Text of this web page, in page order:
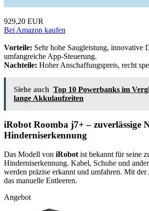
929,20 EUR
Bei Amazon kaufen
Vorteile: Sehr hohe Saugleistung, innovative
umfangreiche App-Steuerung.
Nachteile: Hoher Anschaffungspreis, recht
Siehe auch Top 10 Powerbanks im
lange Akkulaufzeiten
iRobot Roomba j7+ – zuverlässige
Hinderniserkennung
Das Modell von iRobot ist bekannt für seine
Hinderniserkennung. Kabel, Schuhe und
werden präzise erkannt und umfahren. Mit
das manuelle Entleeren.
Angebot